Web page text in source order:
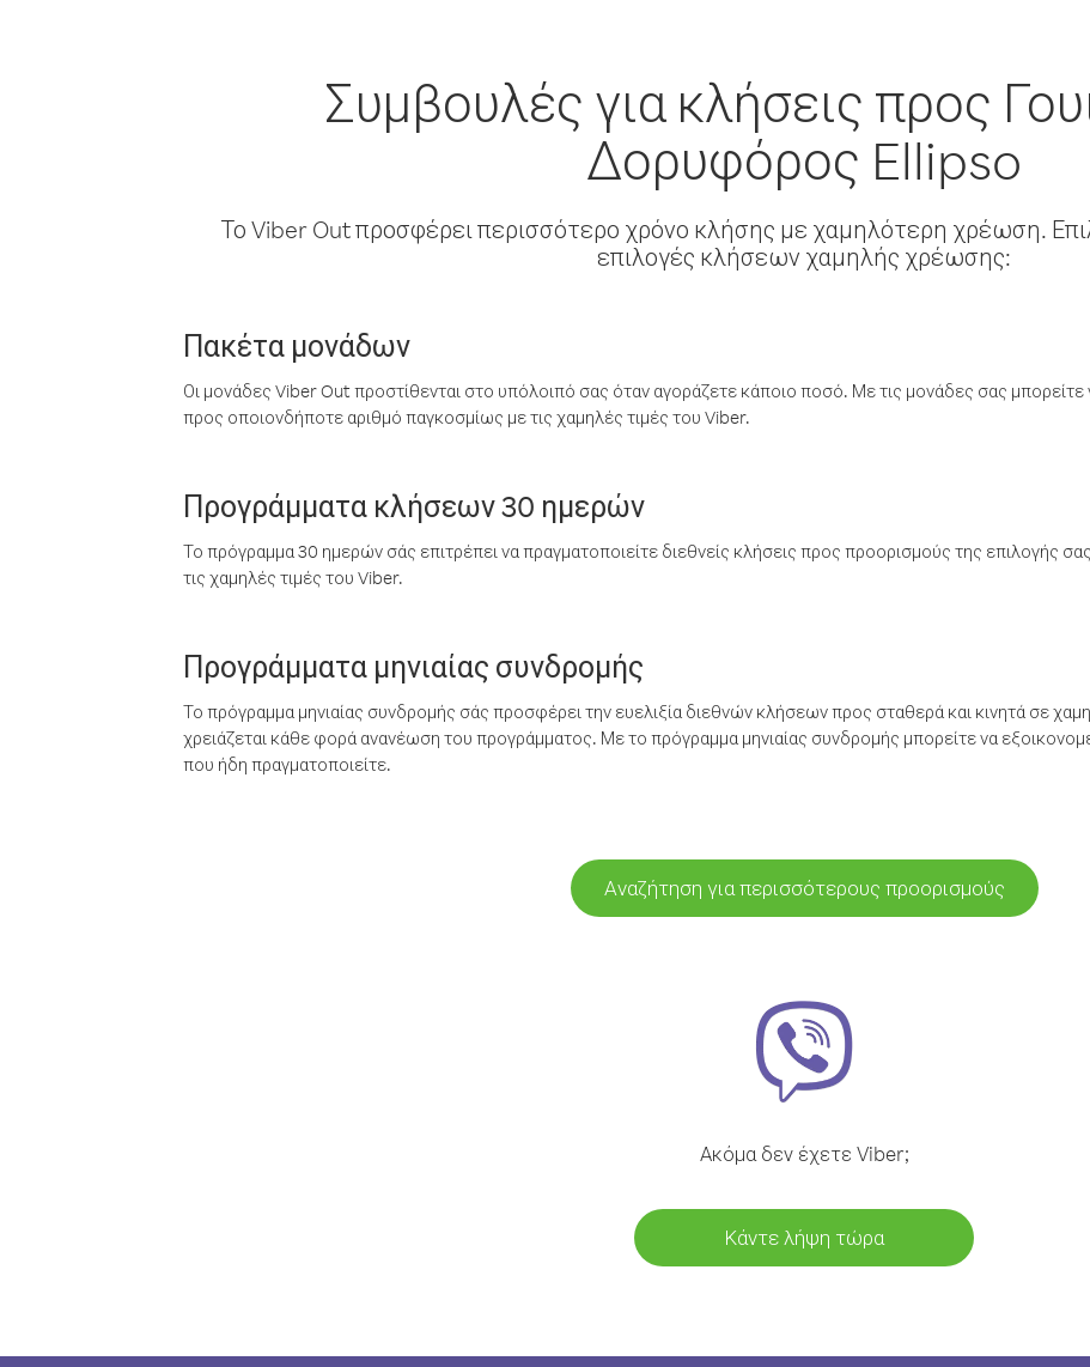
Συμβουλές για κλήσεις προς
Δορυφόρος Ellipso
Το Viber Out προσφέρει περισσότερο χρόνο κλήσης με χαμηλότερη χρέωση.
επιλογές κλήσεων χαμηλής χρέωσης:
Πακέτα μονάδων
Οι μονάδες Viber Out προστίθενται στο υπόλοιπό σας όταν αγοράζετε κάποιο ποσό. Με τις μονάδες σας μπορείτε
προς οποιονδήποτε αριθμό παγκοσμίως με τις χαμηλές τιμές του Viber.
Προγράμματα κλήσεων 30 ημερών
Το πρόγραμμα 30 ημερών σάς επιτρέπει να πραγματοποιείτε διεθνείς κλήσεις προς προορισμούς της επιλογής
τις χαμηλές τιμές του Viber.
Προγράμματα μηνιαίας συνδρομής
Το πρόγραμμα μηνιαίας συνδρομής σάς προσφέρει την ευελιξία διεθνών κλήσεων προς σταθερά και κινητά σε
χρειάζεται κάθε φορά ανανέωση του προγράμματος. Με το πρόγραμμα μηνιαίας συνδρομής μπορείτε να
που ήδη πραγματοποιείτε.
Αναζήτηση για περισσότερους προορισμούς
Ακόμα δεν έχετε Viber;
Κάντε λήψη τώρα